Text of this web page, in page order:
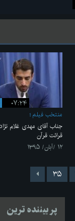
۰۷:۲۴
منتخب فیلم
جناب آقای مهدی غلام
قرائت قرآن
۱۲ /آبان/ ۱۳۹۵
۳۵
پر بیننده ترین